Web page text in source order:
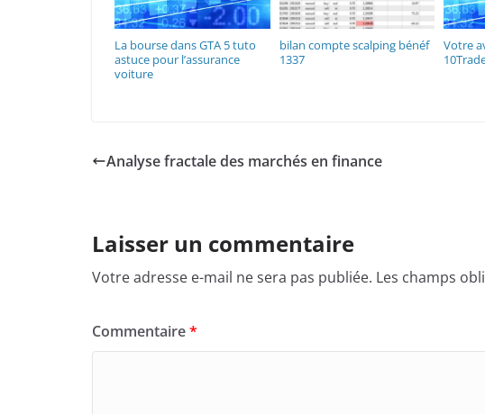
La bourse dans GTA 5 tuto
astuce pour l’assurance
voiture
bilan compte scalping bénéf
1337
Votre
Analyse fractale des marchés en finance
Laisser un commentaire
Votre adresse e-mail ne sera pas publiée. Les champs
Commentaire*